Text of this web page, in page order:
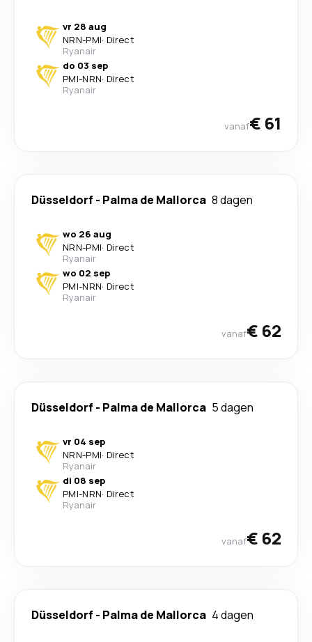
vr 28 aug
NRN-PMI· Direct
Ryanair
do 03 sep
PMI-NRN· Direct
Ryanair
vanaf€ 61
Düsseldorf - Palma de Mallorca 8 dagen
wo 26 aug
NRN-PMI· Direct
Ryanair
wo 02 sep
PMI-NRN· Direct
Ryanair
vanaf€ 62
Düsseldorf - Palma de Mallorca 5 dagen
vr 04 sep
NRN-PMI· Direct
Ryanair
di 08 sep
PMI-NRN· Direct
Ryanair
vanaf€ 62
Düsseldorf - Palma de Mallorca 4 dagen